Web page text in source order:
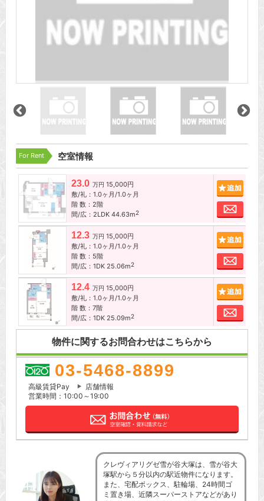
For Rent 空室情報
23.0 万円 15,000円
敷/礼：1.0ヶ月/1.0ヶ月
階 数：2階
間/広：2LDK 44.63m2
お問
12.3 万円 15,000円
敷/礼：1.0ヶ月/1.0ヶ月
階 数：5階
間/広：1DK 25.06m2
お問
12.4 万円 15,000円
敷/礼：1.0ヶ月/1.0ヶ月
階 数：7階
間/広：1DK 25.09m2
お問
物件に関するお問合わせはこちらから
03-5468-8899
高級賃貸Pay
店舗情報
営業時間：10:00～19:00
クレヴィアリグゼ雪が谷大塚は、雪が谷大
塚駅から５分以内の駅近物件になります。
また、宅配ボックス、駐輪場、24時間ゴ
ミ置き場、近隣スーパーストアなどがあり